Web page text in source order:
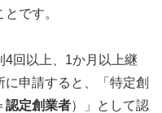
です。
4回以上、1か月以上継
申請すると、「特定創
認定創業者）」として認